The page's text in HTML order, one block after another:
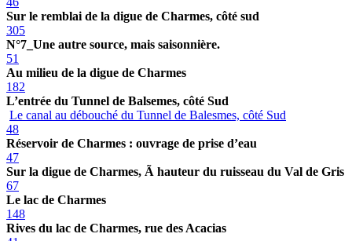
Sur le remblai de la digue de Charmes, côté sud
305
N°7_Une autre source, mais saisonnière.
51
Au milieu de la digue de Charmes
182
L’entrée du Tunnel de Balsemes, côté Sud
Le canal au débouché du Tunnel de Balesmes, côté Sud
48
Réservoir de Charmes : ouvrage de prise d’eau
47
Sur la digue de Charmes, Ã hauteur du ruisseau du Val de Gris
67
Le lac de Charmes
148
Rives du lac de Charmes, rue des Acacias